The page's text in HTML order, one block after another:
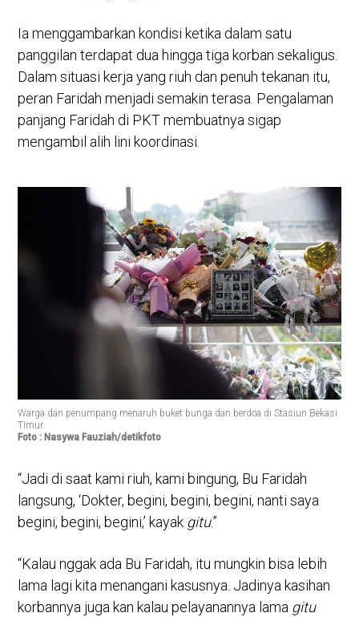
Ia menggambarkan kondisi ketika dalam satu
panggilan terdapat dua hingga tiga korban sekaligus.
Dalam situasi kerja yang riuh dan penuh tekanan itu,
peran Faridah menjadi semakin terasa. Pengalaman
panjang Faridah di PKT membuatnya sigap
mengambil alih lini koordinasi.
Warga dan penumpang menaruh buket bunga dan berdoa di Stasiun Bekasi
Timur.
Foto : Nasywa Fauziah/detikfoto
“Jadi di saat kami riuh, kami bingung, Bu Faridah
langsung, ‘Dokter, begini, begini, begini, nanti saya
begini, begini, begini,’ kayak gitu.”
“Kalau nggak ada Bu Faridah, itu mungkin bisa lebih
lama lagi kita menangani kasusnya. Jadinya kasihan
korbannya juga kan kalau pelayanannya lama gitu